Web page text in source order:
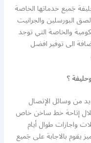
جَميع خدماتها الخاصة
البورسلين والجرانيت
والخاصة التي توجد
الى توفير افضل
؟
من وسائل الإتصال
إتاحة خط ساخن خاص
ساعة دون عطلات واجازات طوال أيام
يقوم بالاجابة على جَميع